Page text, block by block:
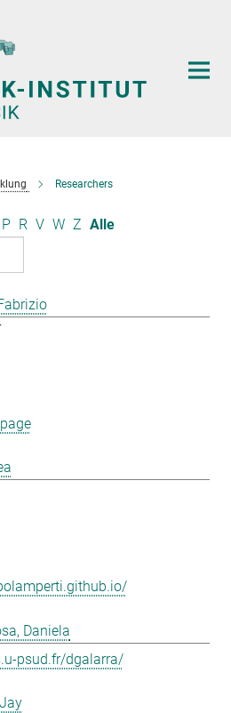
Researchers
P R V W Z Alle
Daniela
psud.fr/dgalarra/